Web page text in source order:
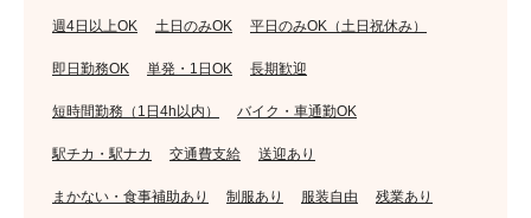
週4日以上OK 土日のみOK 平日のみOK（土日祝休み）
即日勤務OK 単発・1日OK 長期歓迎
短時間勤務（1日4h以内） バイク・車通勤OK
駅チカ・駅ナカ 交通費支給 送迎あり
まかない・食事補助あり 制服あり 服装自由 残業あり